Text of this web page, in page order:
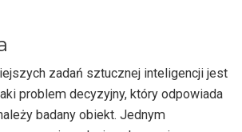
zadań sztucznej inteligencji jest
problem decyzyjny, który odpowiada
badany obiekt. Jednym